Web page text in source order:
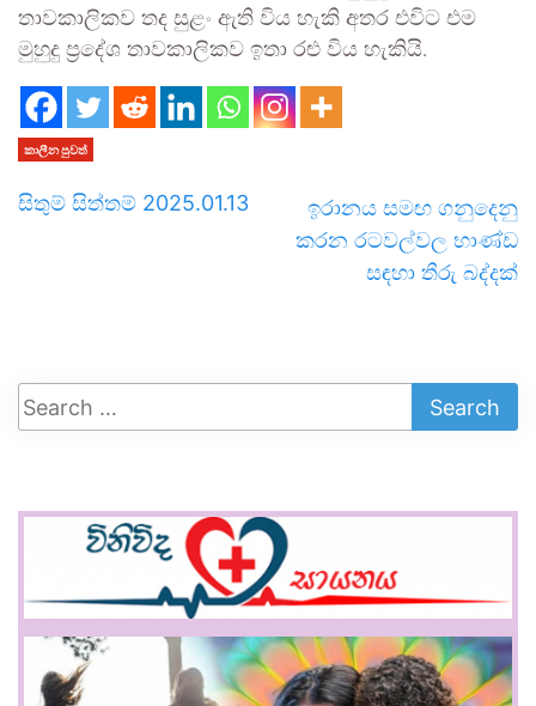
තාවකාලිකව තද සුළං ඇති විය හැකි අතර එවිට එම
මුහුදු ප්‍රදේශ තාවකාලිකව ඉතා රළු විය හැකියි.
කාලීන පුවත්
සිතුම් සිත්තම් 2025.01.13
ඉරානය සමඟ ගනුදෙනු
කරන රටවල්වල භාණ්ඩ
සඳහා තීරු බද්දක්